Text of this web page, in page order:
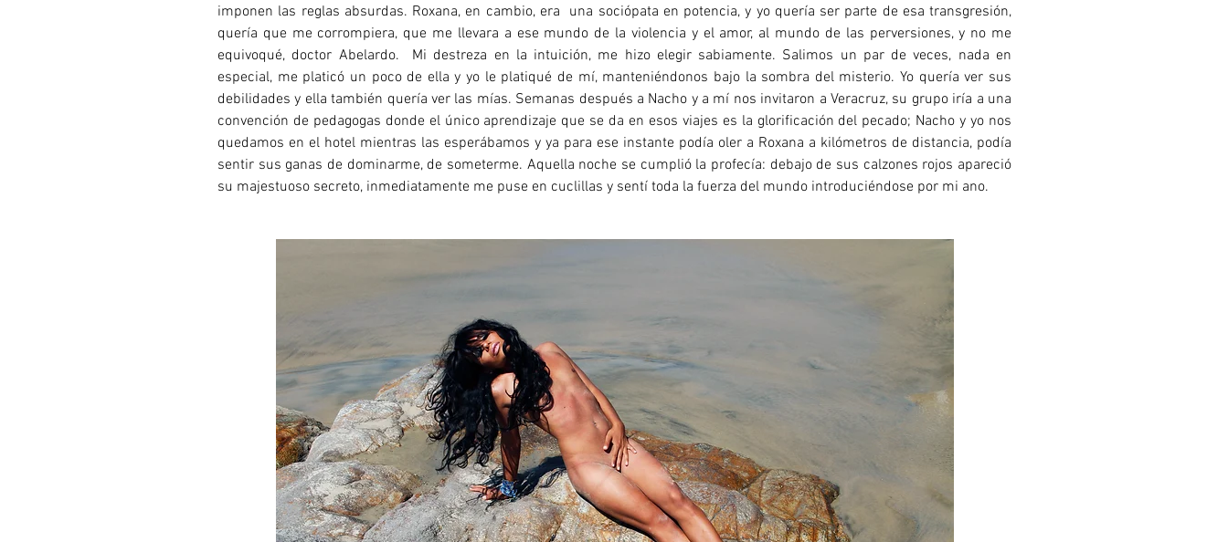
imponen las reglas absurdas. Roxana, en cambio, era una sociópata en potencia, y yo quería ser parte de esa transgresión,
quería que me corrompiera, que me llevara a ese mundo de la violencia y el amor, al mundo de las perversiones, y no me
equivoqué, doctor Abelardo. Mi destreza en la intuición, me hizo elegir sabiamente. Salimos un par de veces, nada en
especial, me platicó un poco de ella y yo le platiqué de mí, manteniéndonos bajo la sombra del misterio. Yo quería ver sus
debilidades y ella también quería ver las mías. Semanas después a Nacho y a mí nos invitaron a Veracruz, su grupo iría a una
convención de pedagogas donde el único aprendizaje que se da en esos viajes es la glorificación del pecado; Nacho y yo nos
quedamos en el hotel mientras las esperábamos y ya para ese instante podía oler a Roxana a kilómetros de distancia, podía
sentir sus ganas de dominarme, de someterme. Aquella noche se cumplió la profecía: debajo de sus calzones rojos apareció
su majestuoso secreto, inmediatamente me puse en cuclillas y sentí toda la fuerza del mundo introduciéndose por mi ano.